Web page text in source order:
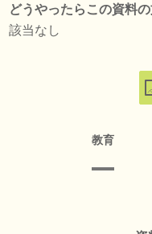
どうやったらこの資料
該当なし
教育